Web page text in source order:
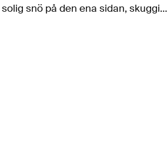
snö på den ena sidan, skuggig